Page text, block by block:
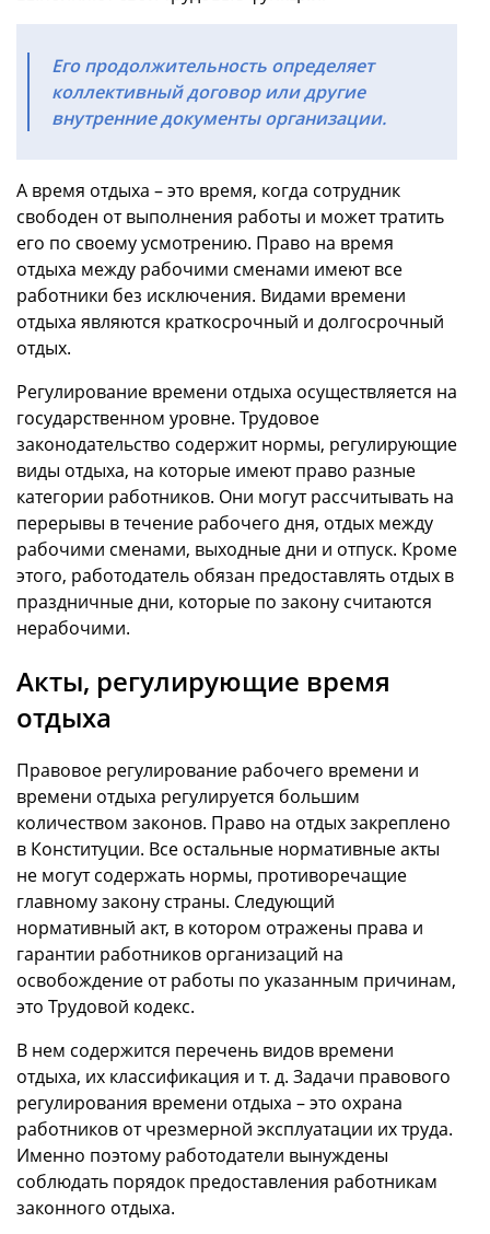
Его продолжительность определяет
коллективный договор или другие
внутренние документы организации.
А время отдыха – это время, когда сотрудник
свободен от выполнения работы и может тратить
его по своему усмотрению. Право на время
отдыха между рабочими сменами имеют все
работники без исключения. Видами времени
отдыха являются краткосрочный и долгосрочный
отдых.
Регулирование времени отдыха осуществляется на
государственном уровне. Трудовое
законодательство содержит нормы, регулирующие
виды отдыха, на которые имеют право разные
категории работников. Они могут рассчитывать на
перерывы в течение рабочего дня, отдых между
рабочими сменами, выходные дни и отпуск. Кроме
этого, работодатель обязан предоставлять отдых в
праздничные дни, которые по закону считаются
нерабочими.
Акты, регулирующие время
отдыха
Правовое регулирование рабочего времени и
времени отдыха регулируется большим
количеством законов. Право на отдых закреплено
в Конституции. Все остальные нормативные акты
не могут содержать нормы, противоречащие
главному закону страны. Следующий
нормативный акт, в котором отражены права и
гарантии работников организаций на
освобождение от работы по указанным причинам,
это Трудовой кодекс.
В нем содержится перечень видов времени
отдыха, их классификация и т. д. Задачи правового
регулирования времени отдыха – это охрана
работников от чрезмерной эксплуатации их труда.
Именно поэтому работодатели вынуждены
соблюдать порядок предоставления работникам
законного отдыха.